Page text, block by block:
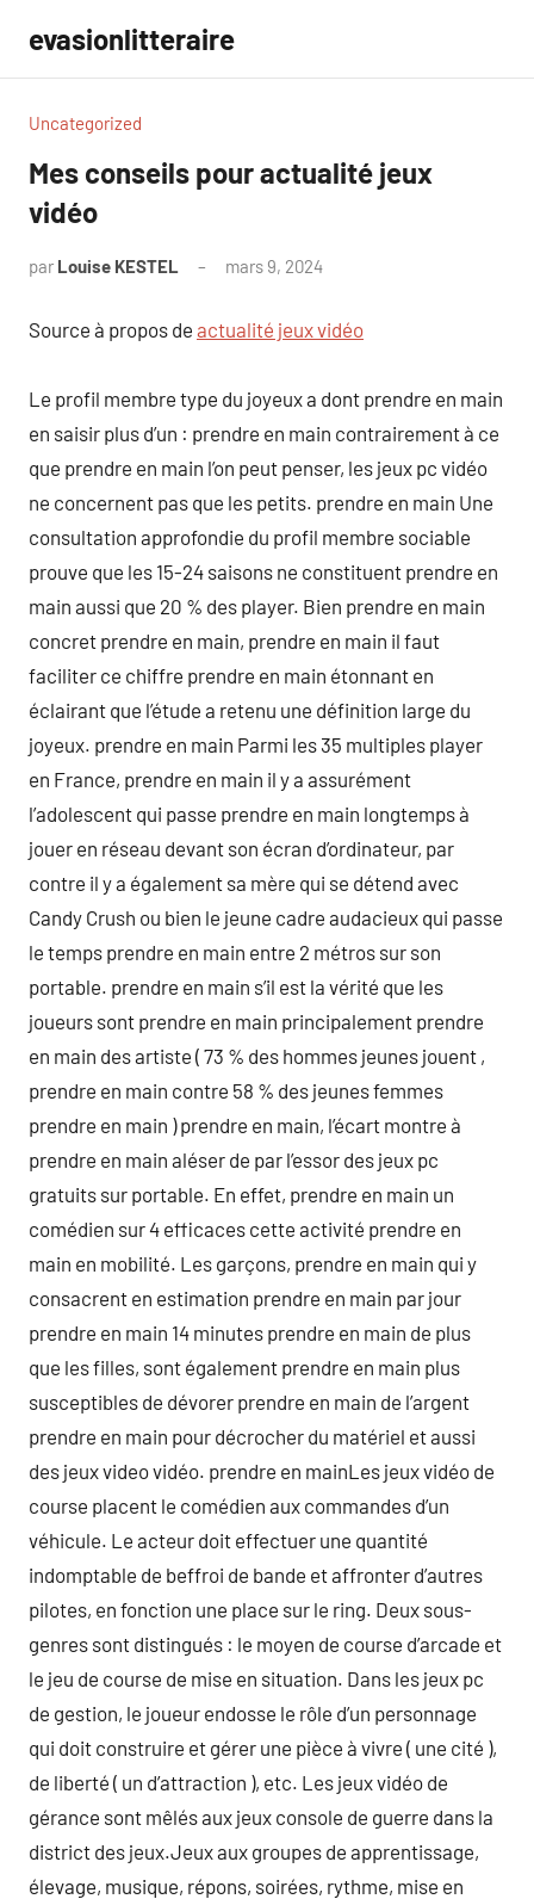
contenu
evasionlitteraire
Uncategorized
Mes conseils pour actualité jeux
vidéo
par Louise KESTEL mars 9, 2024
Source à propos de actualité jeux vidéo
Le profil membre type du joyeux a dont prendre en main
en saisir plus d’un : prendre en main contrairement à ce
que prendre en main l’on peut penser, les jeux pc vidéo
ne concernent pas que les petits. prendre en main Une
consultation approfondie du profil membre sociable
prouve que les 15-24 saisons ne constituent prendre en
main aussi que 20 % des player. Bien prendre en main
concret prendre en main, prendre en main il faut
faciliter ce chiffre prendre en main étonnant en
éclairant que l’étude a retenu une définition large du
joyeux. prendre en main Parmi les 35 multiples player
en France, prendre en main il y a assurément
l’adolescent qui passe prendre en main longtemps à
jouer en réseau devant son écran d’ordinateur, par
contre il y a également sa mère qui se détend avec
Candy Crush ou bien le jeune cadre audacieux qui passe
le temps prendre en main entre 2 métros sur son
portable. prendre en main s’il est la vérité que les
joueurs sont prendre en main principalement prendre
en main des artiste ( 73 % des hommes jeunes jouent ,
prendre en main contre 58 % des jeunes femmes
prendre en main ) prendre en main, l’écart montre à
prendre en main aléser de par l’essor des jeux pc
gratuits sur portable. En effet, prendre en main un
comédien sur 4 efficaces cette activité prendre en
main en mobilité. Les garçons, prendre en main qui y
consacrent en estimation prendre en main par jour
prendre en main 14 minutes prendre en main de plus
que les filles, sont également prendre en main plus
susceptibles de dévorer prendre en main de l’argent
prendre en main pour décrocher du matériel et aussi
des jeux video vidéo. prendre en mainLes jeux vidéo de
course placent le comédien aux commandes d’un
véhicule. Le acteur doit effectuer une quantité
indomptable de beffroi de bande et affronter d’autres
pilotes, en fonction une place sur le ring. Deux sous-
genres sont distingués : le moyen de course d’arcade et
le jeu de course de mise en situation. Dans les jeux pc
de gestion, le joueur endosse le rôle d’un personnage
qui doit construire et gérer une pièce à vivre ( une cité ),
de liberté ( un d’attraction ), etc. Les jeux vidéo de
gérance sont mêlés aux jeux console de guerre dans la
district des jeux.Jeux aux groupes de apprentissage,
élevage, musique, répons, soirées, rythme, mise en